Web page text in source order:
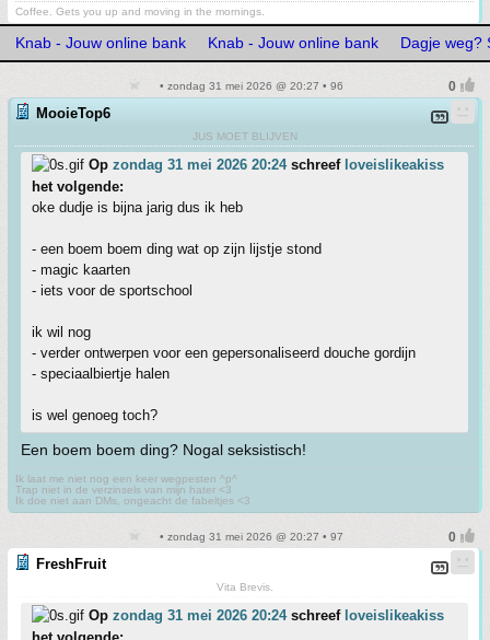
Coffee. Gets you up and moving in the mornings.
Knab - Jouw online bank Knab - Jouw online bank Dagje weg?
• zondag 31 mei 2026 @ 20:27 • 96
MooieTop6
JUS MOET BLIJVEN
Op zondag 31 mei 2026 20:24schreef loveislikeakiss
het volgende:
oke dudje is bijna jarig dus ik heb
- een boem boem ding wat op zijn lijstje stond
- magic kaarten
- iets voor de sportschool
ik wil nog
- verder ontwerpen voor een gepersonaliseerd douche gordijn
- speciaalbiertje halen
is wel genoeg toch?
Een boem boem ding? Nogal seksistisch!
Ik laat me niet nog een keer wegpesten ^p^
Trap niet in de verzinsels van mijn hater <3
Ik doe niet aan DMs, ongeacht de fabeltjes <3
• zondag 31 mei 2026 @ 20:27 • 97
FreshFruit
Vita Brevis.
Op zondag 31 mei 2026 20:24schreef loveislikeakiss